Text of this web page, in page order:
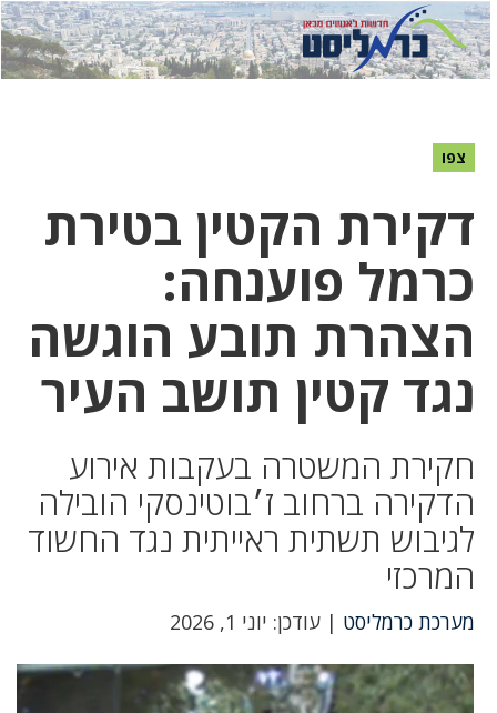
לחץ
כאן
לחץ
כדי
צפו
דקירת הקטין בטירת
כרמל פוענחה:
הצהרת תובע הוגשה
נגד קטין תושב העיר
חקירת המשטרה בעקבות אירוע
הדקירה ברחוב ז׳בוטינסקי הובילה
לגיבוש תשתית ראייתית נגד החשוד
המרכזי
מערכת כרמליסט | עודכן: יוני 1, 2026